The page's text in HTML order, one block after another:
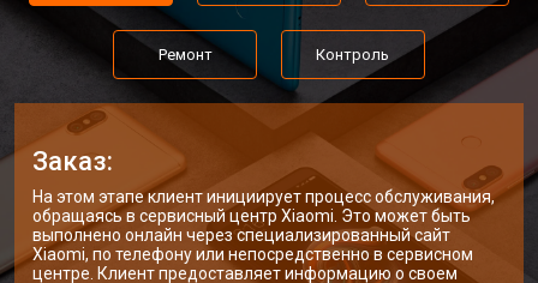
Ремонт Контроль
Заказ:
На этом этапе клиент инициирует процесс обслуживания,
обращаясь в сервисный центр Xiaomi. Это может быть
выполнено онлайн через специализированный сайт
Xiaomi, по телефону или непосредственно в сервисном
центре. Клиент предоставляет информацию о своем